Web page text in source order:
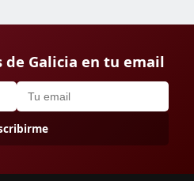
de Galicia en tu email